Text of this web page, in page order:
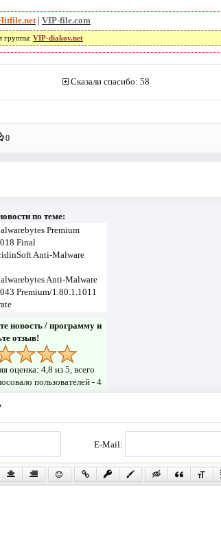
| VIP-file.com
группы: VIP-diakov.net
Сказали спасибо: 58
0
по теме:
Premium
Final
Anti-Malware
Anti-Malware
Premium/1.80.1.1011
новость / программу и
отзыв!
оценка: 4,8 из 5, всего
пользователей -4
E-Mail: